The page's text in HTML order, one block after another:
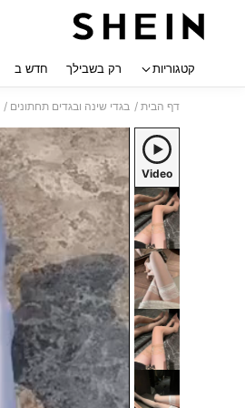
קטגוריות רק בשבילך חדש ב
דף הבית / בגדי שינה ובגדים תחתונים /
Video